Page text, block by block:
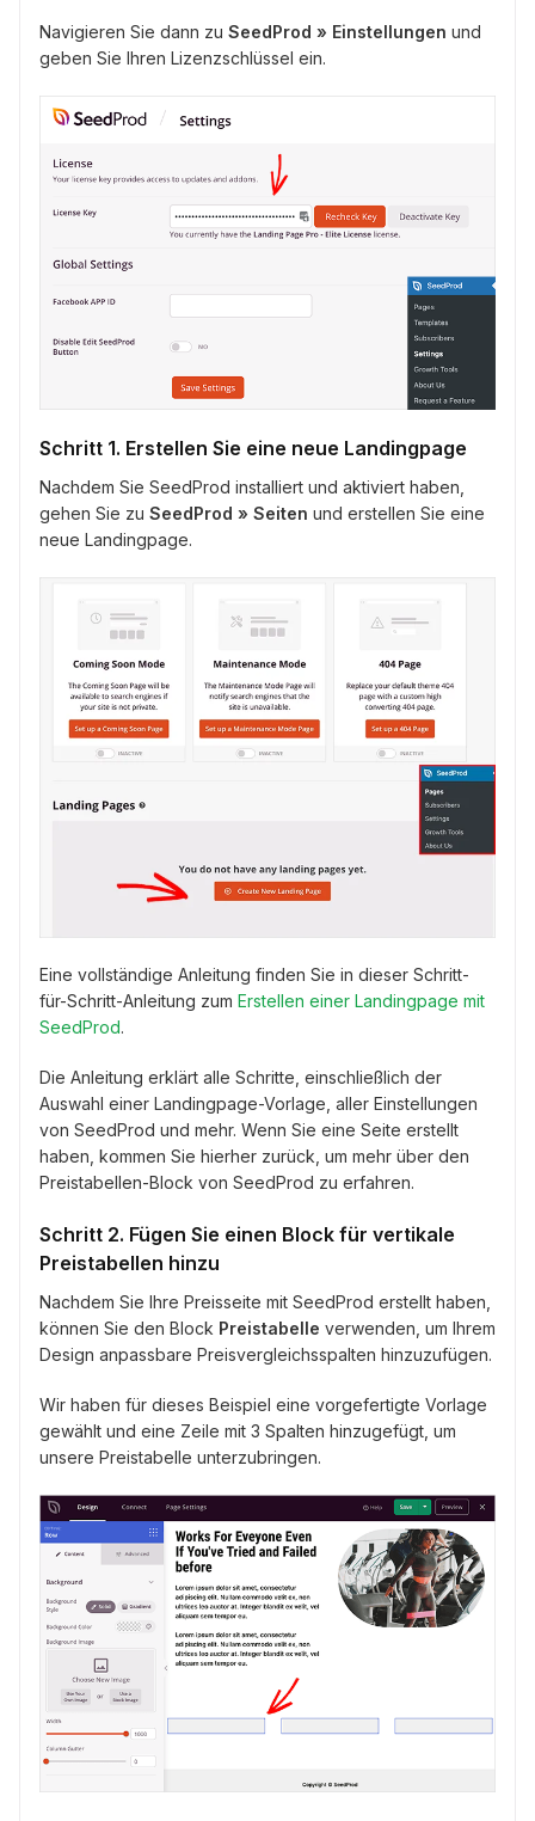
Navigieren Sie dann zu SeedProd » Einstellungen und
geben Sie Ihren Lizenzschlüssel ein.
Schritt 1. Erstellen Sie eine neue Landingpage
Nachdem Sie SeedProd installiert und aktiviert haben,
gehen Sie zu SeedProd » Seiten und erstellen Sie eine
neue Landingpage.
Eine vollständige Anleitung finden Sie in dieser Schritt-
für-Schritt-Anleitung zum Erstellen einer Landingpage mit
SeedProd.
Die Anleitung erklärt alle Schritte, einschließlich der
Auswahl einer Landingpage-Vorlage, aller Einstellungen
von SeedProd und mehr. Wenn Sie eine Seite erstellt
haben, kommen Sie hierher zurück, um mehr über den
Preistabellen-Block von SeedProd zu erfahren.
Schritt 2. Fügen Sie einen Block für vertikale
Preistabellen hinzu
Nachdem Sie Ihre Preisseite mit SeedProd erstellt haben,
können Sie den Block Preistabelle verwenden, um Ihrem
Design anpassbare Preisvergleichsspalten hinzuzufügen.
Wir haben für dieses Beispiel eine vorgefertigte Vorlage
gewählt und eine Zeile mit 3 Spalten hinzugefügt, um
unsere Preistabelle unterzubringen.